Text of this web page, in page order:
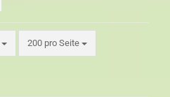
200 pro Seite